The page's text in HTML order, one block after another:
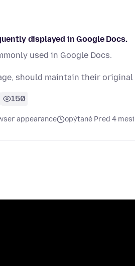
displayed in Google Docs.
used in Google Docs.
should maintain their
150
appearance opýtané Pred 4